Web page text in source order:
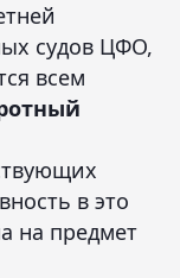
судов ЦФО,
всем
в это
на предмет